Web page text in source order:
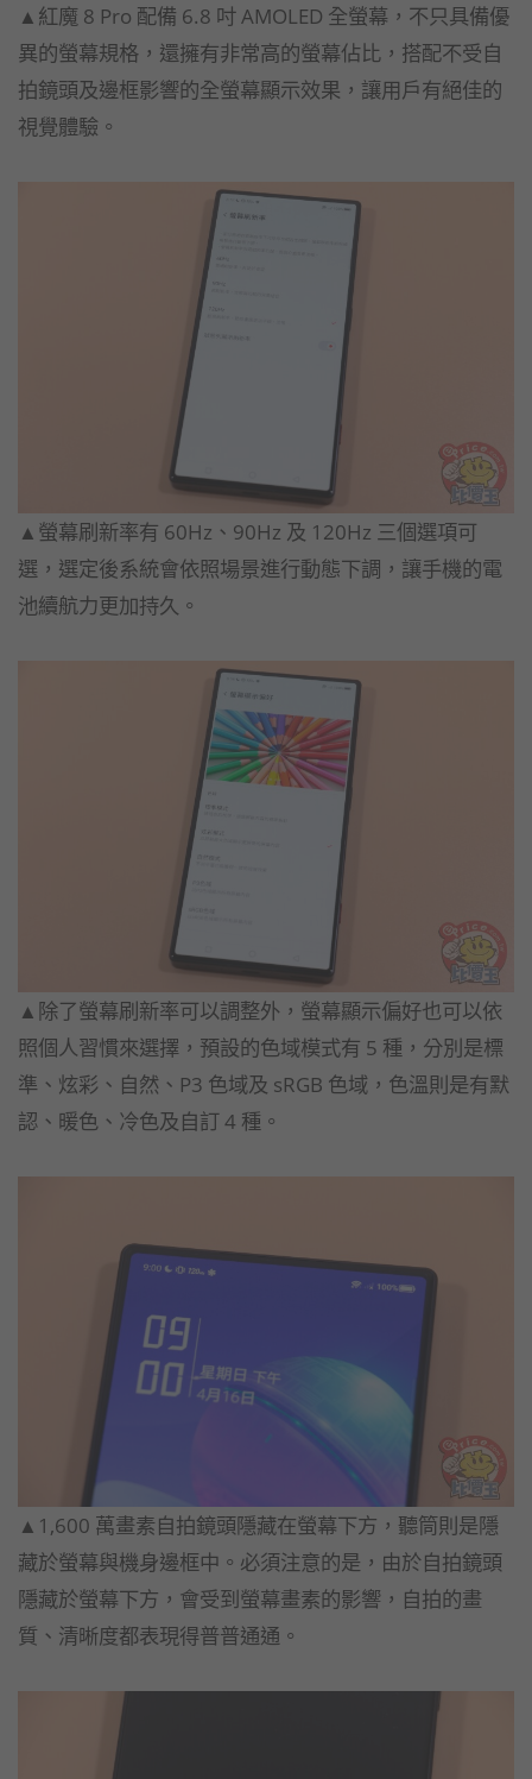
▲紅魔 8 Pro 配備 6.8 吋 AMOLED 全螢幕，不只具備優
異的螢幕規格，還擁有非常高的螢幕佔比，搭配不受自
拍鏡頭及邊框影響的全螢幕顯示效果，讓用戶有絕佳的
視覺體驗。
▲螢幕刷新率有 60Hz、90Hz 及 120Hz 三個選項可
選，選定後系統會依照場景進行動態下調，讓手機的電
池續航力更加持久。
▲除了螢幕刷新率可以調整外，螢幕顯示偏好也可以依
照個人習慣來選擇，預設的色域模式有 5 種，分別是標
準、炫彩、自然、P3 色域及 sRGB 色域，色溫則是有默
認、暖色、冷色及自訂 4 種。
▲1,600 萬畫素自拍鏡頭隱藏在螢幕下方，聽筒則是隱
藏於螢幕與機身邊框中。必須注意的是，由於自拍鏡頭
隱藏於螢幕下方，會受到螢幕畫素的影響，自拍的畫
質、清晰度都表現得普普通通。